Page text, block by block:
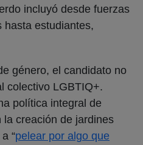
incluyó desde fuerzas
hasta estudiantes,
género, el candidato no
colectivo LGBTIQ+.
política integral de
la creación de jardines
“pelear por algo que